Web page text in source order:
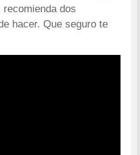
recomienda dos
hacer. Que seguro te